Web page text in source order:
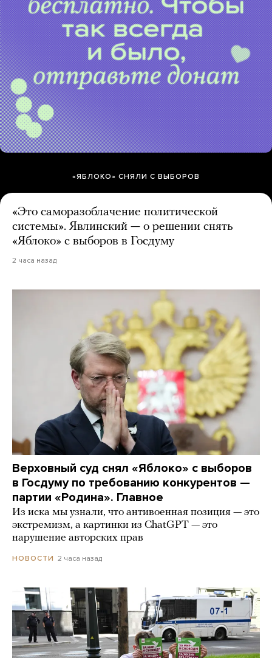
«ЯБЛОКО» СНЯЛИ С ВЫБОРОВ
«Это саморазоблачение политической
системы». Явлинский — о решении снять
«Яблоко» с выборов в Госдуму
2 часа назад
Верховный суд снял «Яблоко» с выборов
в Госдуму по требованию конкурентов —
партии «Родина». Главное
Из иска мы узнали, что антивоенная позиция — это
экстремизм, а картинки из СhatGPT — это
нарушение авторских прав
НОВОСТИ 2 часа назад